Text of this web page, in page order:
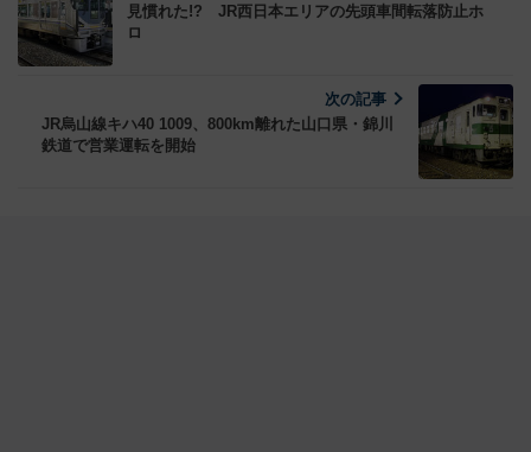
見慣れた!? JR西日本エリアの先頭車間転落防止ホ
ロ
次の記事
JR烏山線キハ40 1009、800km離れた山口県・錦川
鉄道で営業運転を開始